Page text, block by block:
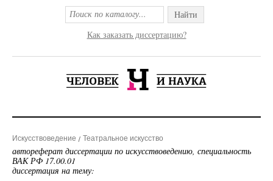
Найти
Как заказать диссертацию?
Искусствоведение Театральное искусство
автореферат диссертации по искусствоведению, специальность
ВАК РФ 17.00.01
диссертация на тему: